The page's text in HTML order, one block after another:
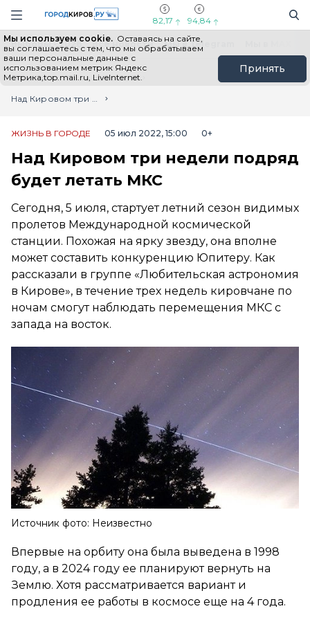
Навигация сайта
82,17 94,84
Мы используем cookie. Оставаясь на сайте,
вы соглашаетесь с тем, что мы обрабатываем
ваши персональные данные с
использованием метрик Яндекс
Метрика,top.mail.ru, LiveInternet.
Принять
Выборы - 2026 Все новости Мы в Telegram
Главная
Лента новостей
Над Кировом три недели подряд будет летать МКС
ЖИЗНЬ В ГОРОДЕ 05 июл 2022, 15:00 0+
Над Кировом три недели подряд
будет летать МКС
Сегодня, 5 июля, стартует летний сезон видимых
пролетов Международной космической
станции. Похожая на ярку звезду, она вполне
может составить конкуренцию Юпитеру. Как
рассказали в группе «Любительская астрономия
в Кирове», в течение трех недель кировчане по
ночам смогут наблюдать перемещения МКС с
запада на восток.
Источник фото: Неизвестно
Впервые на орбиту она была выведена в 1998
году, а в 2024 году ее планируют вернуть на
Землю. Хотя рассматривается вариант и
продления ее работы в космосе еще на 4 года.